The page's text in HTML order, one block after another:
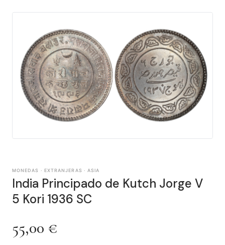
MONEDAS · EXTRANJERAS · ASIA
India Principado de Kutch Jorge V
5 Kori 1936 SC
55,00 €